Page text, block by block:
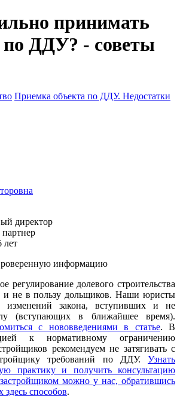
принимать
по ДДУ? - советы
Приемка объекта по ДДУ. Недостатки
директор
лет
информацию
регулирование долевого строительства
и не в пользу дольщиков. Наши юристы
изменений закона, вступивших и не
(вступающих в ближайшее время).
с нововведениями в статье. В
к нормативному ограничению
рекомендуем не затягивать с
требований по ДДУ. Узнать
практику и получить консультацию
можно у нас, обратившись
способов.